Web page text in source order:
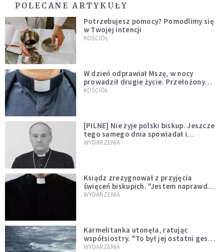
POLECANE ARTYKUŁY
Potrzebujesz pomocy? Pomodlimy się
w Twojej intencji
KOŚCIÓŁ
W dzień odprawiał Mszę, w nocy
prowadził drugie życie. Przełożony
kazał mu opuścić zakon
KOŚCIÓŁ
[PILNE] Nie żyje polski biskup. Jeszcze
tego samego dnia spowiadał i
sprawował Mszę świętą
WYDARZENIA
Ksiądz zrezygnował z przyjęcia
święceń biskupich. "Jestem naprawdę
niegodny"
WYDARZENIA
Karmelitanka utonęła, ratując
współsiostry. "To był jej ostatni gest
miłości"
WYDARZENIA